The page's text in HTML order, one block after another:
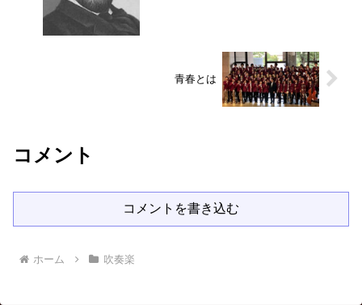
青春とは
コメント
コメントを書き込む
ホーム 吹奏楽